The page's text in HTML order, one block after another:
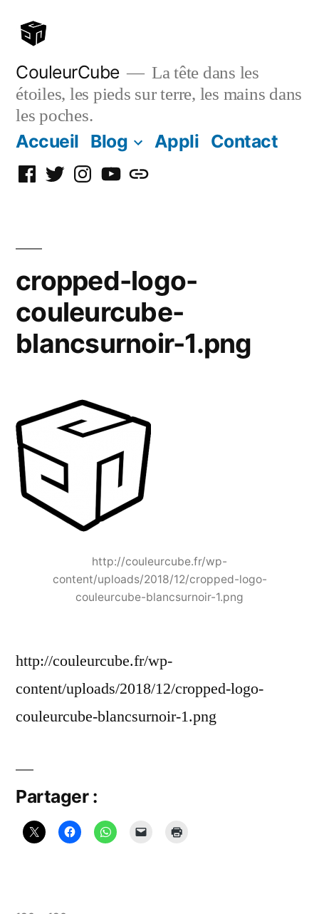
contenu
CouleurCube
La tête dans les
étoiles, les pieds sur terre, les mains dans
les poches.
Accueil Blog Appli Contact
Facebook
TwitterInstagram
YouTubeSimplybook
cropped-logo-
couleurcube-
blancsurnoir-1.png
http://couleurcube.fr/wp-
content/uploads/2018/12/cropped-logo-
couleurcube-blancsurnoir-1.png
http://couleurcube.fr/wp-
content/uploads/2018/12/cropped-logo-
couleurcube-blancsurnoir-1.png
Partager :